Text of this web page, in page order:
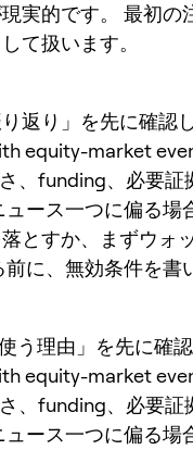
実的です。 最初の
て扱います。
返り」を先に確認
equity-market
、funding、必要証
ース一つに偏る場
とすか、まずウォ
に、無効条件を書
う理由」を先に確
equity-market
、funding、必要証
ース一つに偏る場